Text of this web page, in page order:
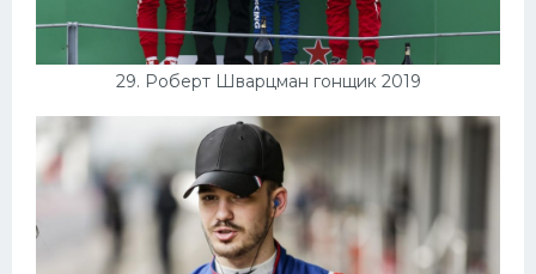
29. Роберт Шварцман гонщик 2019